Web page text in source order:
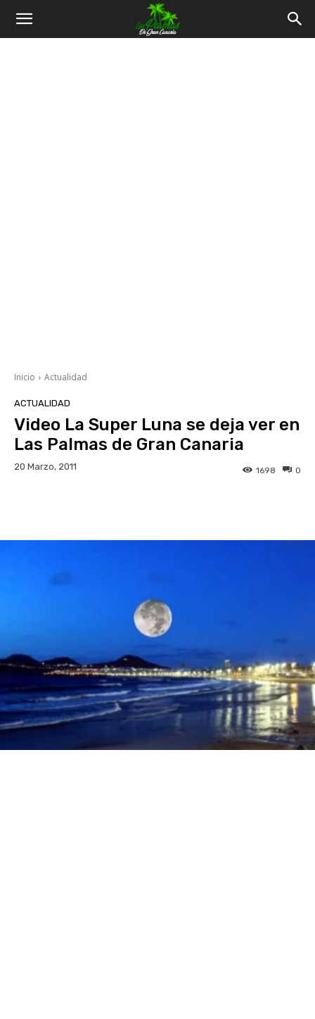
Inicio Actualidad
ACTUALIDAD
Video La Super Luna se deja ver en
Las Palmas de Gran Canaria
20 Marzo, 2011 0
1698